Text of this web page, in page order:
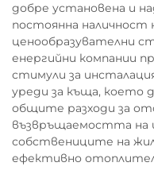
добре установена и
постоянна наличност
ценообразувателни
енергийни компании
стимули за
уреди за къща, което
общите разходи за
възвръщаемостта на
собствениците на
ефективно